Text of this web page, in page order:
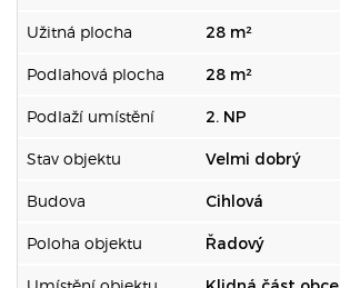
Užitná plocha 28 m²
Podlahová plocha 28 m²
Podlaží umístění 2. NP
Stav objektu Velmi dobrý
Budova Cihlová
Poloha objektu Řadový